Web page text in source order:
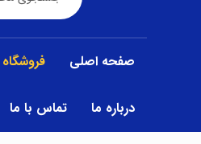
صفحه اصلی فروشگاه
درباره ما تماس با ما